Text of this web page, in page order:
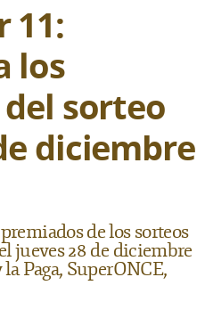
11:
los
sorteo
diciembre
de los sorteos
jueves 28 de diciembre
Paga, SuperONCE,